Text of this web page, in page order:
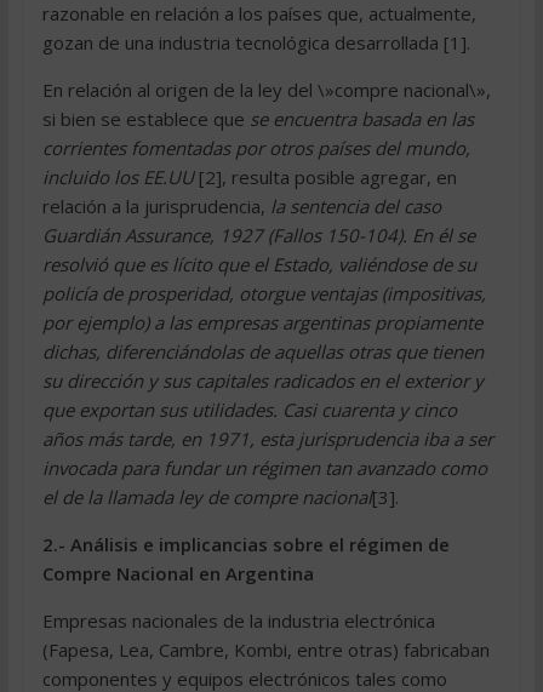
razonable en relación a los países que, actualmente,
gozan de una industria tecnológica desarrollada [1].
En relación al origen de la ley del \»compre nacional\»,
si bien se establece que se encuentra basada en las
corrientes fomentadas por otros países del mundo,
incluido los EE.UU[2], resulta posible agregar, en
relación a la jurisprudencia, la sentencia del caso
Guardián Assurance, 1927 (Fallos 150-104). En él se
resolvió que es lícito que el Estado, valiéndose de su
policía de prosperidad, otorgue ventajas (impositivas,
por ejemplo) a las empresas argentinas propiamente
dichas, diferenciándolas de aquellas otras que tienen
su dirección y sus capitales radicados en el exterior y
que exportan sus utilidades. Casi cuarenta y cinco
años más tarde, en 1971, esta jurisprudencia iba a ser
invocada para fundar un régimen tan avanzado como
el de la llamada ley de compre nacional[3].
2.- Análisis e implicancias sobre el régimen de
Compre Nacional en Argentina
Empresas nacionales de la industria electrónica
(Fapesa, Lea, Cambre, Kombi, entre otras) fabricaban
componentes y equipos electrónicos tales como